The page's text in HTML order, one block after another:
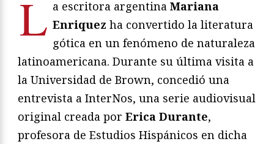
L a escritora argentina Mariana
Enriquez ha convertido la literatura
gótica en un fenómeno de naturaleza
latinoamericana. Durante su última visita a
la Universidad de Brown, concedió una
entrevista a InterNos, una serie audiovisual
original creada por Erica Durante,
profesora de Estudios Hispánicos en dicha